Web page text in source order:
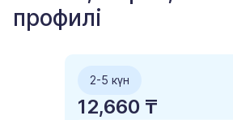
профилі
2-5 күн
12,660 ₸